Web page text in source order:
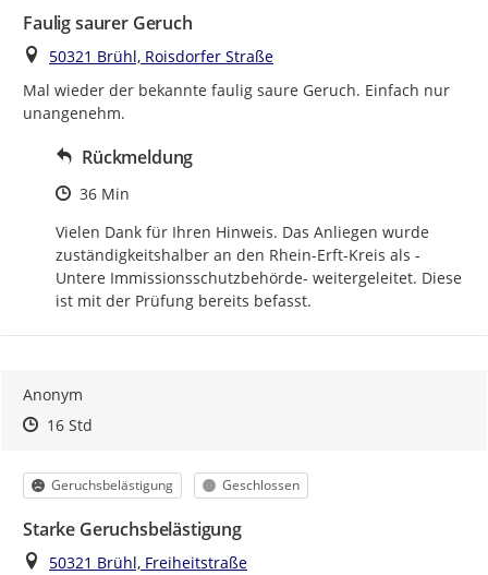
Faulig saurer Geruch
Ort
50321 Brühl, Roisdorfer Straße
Mal wieder der bekannte faulig saure Geruch. Einfach nur
unangenehm.
Rückmeldung
Zeitpunkt des Erstellens
36 Min
Vielen Dank für Ihren Hinweis. Das Anliegen wurde
zuständigkeitshalber an den Rhein-Erft-Kreis als -
Untere Immissionsschutzbehörde- weitergeleitet. Diese
ist mit der Prüfung bereits befasst.
Anonym
Zeitpunkt des Erstellens
Zeitpunkt des Erstellens
16 StdZur Äußerung
Kategorie
Geruchsbelästigung Status
Geschlossen
Starke Geruchsbelästigung
Ort
50321 Brühl, Freiheitstraße